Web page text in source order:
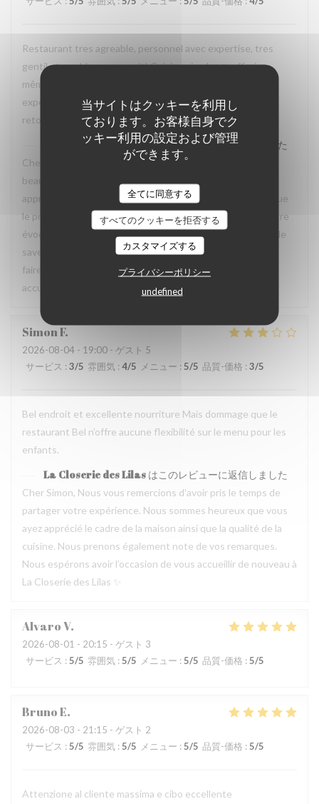
当サイトはクッキーを利用し
ております。お客様自身でク
ッキー利用の設定および管理
ができます。
全てに同意する
すべてのクッキーを拒否する
カスタマイズする
プライバシーポリシー
undefined
Restaurant tres agreable, personnel avec expertise, tres
gentil et amable avec esprit! Cuisine simple et raffiné au
même temps, avec goût. Location charmante, pour un
experience que merece de retourner plusieur fois. Je
retournerai
La Closerie des Lilas はこのレビューに返信しました
Cher Emanuele, Nous recevons vos compliments avec
beaucoup de plaisir. Nous sommes ravis que vous ayez
apprécié le charme des lieux, la qualité de la cuisine ainsi que
le professionnalisme et la gentillesse de notre équipe. Votre
évocation d’une cuisine à la fois simple, raffinée et pleine de
saveurs reflète parfaitement l’esprit que nous souhaitons
faire vivre à nos hôtes. Nous aurons grand plaisir à vous
accueillir de nouveau à La Closerie des Lilas ✨
SimonF
2026-08-04 - 19:00 - ゲスト 5
サービス : 3/5 雰囲気 : 4/5 メニュー : 5/5 品質-価格 : 3/5
Bel endroit et excellente nourriture Mais dommage que le
restaurant Bel n’offre aucune flexibilité sur le menu pour les
enfants.
La Closerie des Lilas はこのレビューに返信しました
Cher Simon, Nous vous remercions d’avoir pris le temps de
partager votre expérience. Nous sommes heureux que vous
ayez apprécié le cadre de la maison ainsi que la qualité de la
cuisine. Nous prenons également note de vos remarques.
Nous espérons avoir l’occasion de vous accueillir de nouveau à
La Closerie des Lilas ✨
AlvaroV
2026-08-01 - 20:15 - ゲスト 3
サービス : 5/5 雰囲気 : 5/5 メニュー : 5/5 品質-価格 : 5/5
BrunoE
2026-08-03 - 21:15 - ゲスト 2
サービス : 5/5 雰囲気 : 5/5 メニュー : 5/5 品質-価格 : 5/5
Attenzione al cliente massima e cibo eccellente